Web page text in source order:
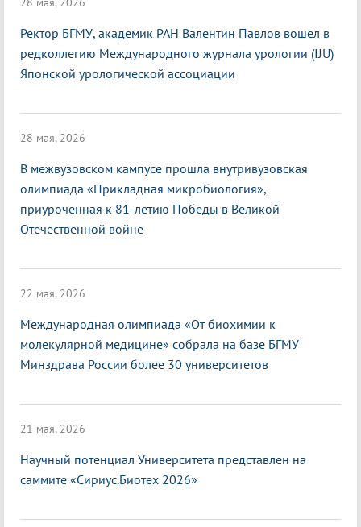
Ректор БГМУ, академик РАН Валентин Павлов вошел в
редколлегию Международного журнала урологии (IJU)
Японской урологической ассоциации
28 мая, 2026
В межвузовском кампусе прошла внутривузовская
олимпиада «Прикладная микробиология»,
приуроченная к 81-летию Победы в Великой
Отечественной войне
22 мая, 2026
Международная олимпиада «От биохимии к
молекулярной медицине» собрала на базе БГМУ
Минздрава России более 30 университетов
21 мая, 2026
Научный потенциал Университета представлен на
саммите «Сириус.Биотех 2026»